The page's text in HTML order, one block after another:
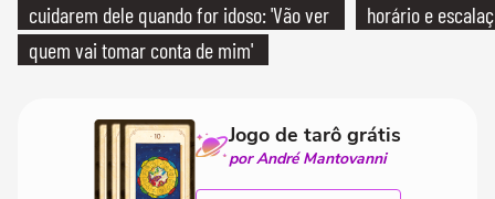
cuidarem dele quando for idoso: 'Vão ver
quem vai tomar conta de mim'
horário e
Jogo de tarô grátis
por André Mantovanni